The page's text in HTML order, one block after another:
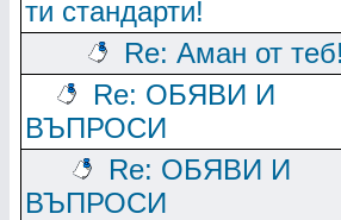
ти стандарти!
Re: Аман от
Re: ОБЯВИ И
ВЪПРОСИ
Re: ОБЯВИ И
ВЪПРОСИ